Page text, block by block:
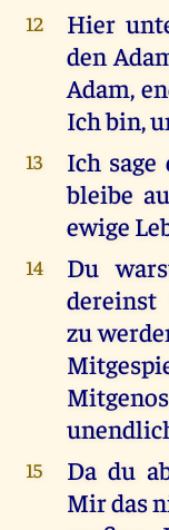
12
Hier
den
Adam,
Ich bin,
13
Ich
bleibe
ewige
14
Du
dereinst
zu
15
Da du
Mir das